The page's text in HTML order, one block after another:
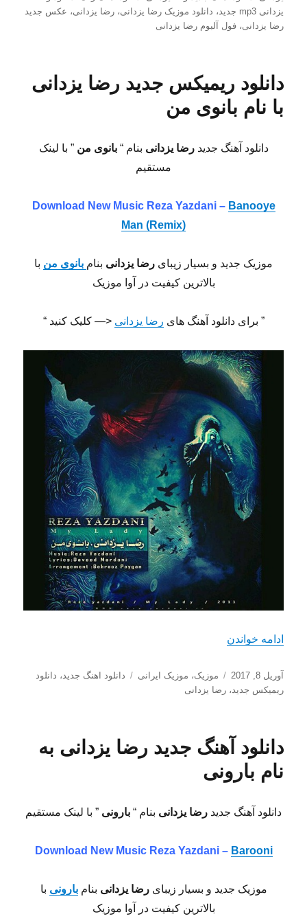
یزدانی mp3 جدید
، دانلود موزیک رضا یزدانی،رضا یزدانی، عکس جدید
رضا یزدانی،فول آلبوم رضا یزدانی
دانلود ریمیکس جدید رضا یزدانی
با نام بانوی من
دانلود آهنگ جدید رضا یزدانی بنام “ بانوی من” با لینک
مستقیم
Download New Music Reza Yazdani – Banooye
Man (Remix)
موزیک جدید و بسیار زیبای رضا یزدانی بنام بانوی من با
بالاترین کیفیت در آوا موزیک
” برای دانلود آهنگ های رضا یزدانی <— کلیک کنید “
ادامه خواندن
ارسال
شده
آوریل 8, 2017 دسته‌ها
موزیک، موزیک ایرانی برچسب‌ها
دانلود اهنگ جدید، دانلود
ریمیکس جدید،رضا یزدانی
دانلود آهنگ جدید رضا یزدانی به
نام بارونی‌
دانلود آهنگ جدید رضا یزدانی بنام “ بارونی‌ ” با لینک مستقیم
Download New MusicReza Yazdani – Barooni
موزیک جدید و بسیار زیبایرضا یزدانی بنام بارونی‌ با
بالاترین کیفیت در آوا موزیک